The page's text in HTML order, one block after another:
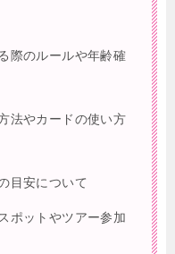
際のルールや年齢確
法やカードの使い方
目安について
ポットやツアー参加